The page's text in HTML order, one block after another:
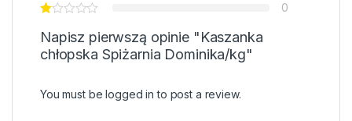
0
Napisz pierwszą opinie "Kaszanka
chłopska Spiżarnia Dominika/kg"
You must belogged in to post a review.